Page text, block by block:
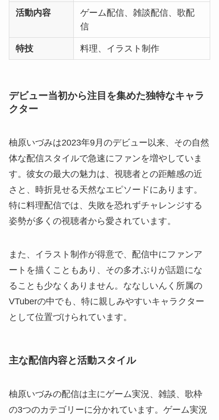
活動内容
ゲーム配信、雑談配信、歌配
信
特技 料理、イラスト制作
デビュー当初から注目を集めた独特なキャラ
クター
柚原いづみは2023年9月のデビュー以来、その自然
体な配信スタイルで急速にファンを増やしていま
す。彼女の最大の魅力は、視聴者との距離感の近
さと、時折見せる天然なエピソードにあります。
特に料理配信では、失敗を恐れずチャレンジする
姿勢が多くの視聴者から愛されています。
また、イラスト制作が得意で、配信中にファンア
ートを描くこともあり、その多才ぶりが話題にな
ることも少なくありません。ななしいんく所属の
VTuberの中でも、特に親しみやすいキャラクター
として位置づけられています。
主な配信内容と活動スタイル
柚原いづみの配信は主にゲーム実況、雑談、歌枠
の3つのカテゴリーに分かれています。ゲーム実況